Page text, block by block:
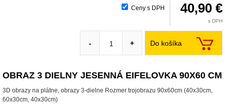
Ceny s DPH 40,90 €
s DPH
Do košíka
- +
OBRAZ 3 DIELNY JESENNÁ EIFELOVKA 90X60 CM
3D obrazy na plátne, obrazy 3-dielne Rozmer trojobrazu 90x60cm (40x30cm,
60x30cm, 40x30cm)